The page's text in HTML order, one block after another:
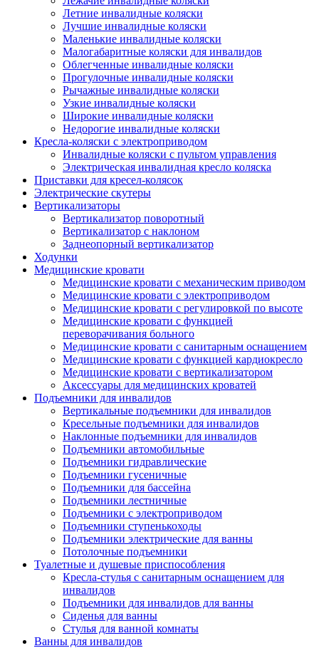
Летние инвалидные коляски
Лучшие инвалидные коляски
Маленькие инвалидные коляски
Малогабаритные коляски для инвалидов
Облегченные инвалидные коляски
Прогулочные инвалидные коляски
Рычажные инвалидные коляски
Узкие инвалидные коляски
Широкие инвалидные коляски
Недорогие инвалидные коляски
Кресла-коляски с электроприводом
Инвалидные коляски с пультом управления
Электрическая инвалидная кресло коляска
Приставки для кресел-колясок
Электрические скутеры
Вертикализаторы
Вертикализатор поворотный
Вертикализатор с наклоном
Заднеопорный вертикализатор
Ходунки
Медицинские кровати
Медицинские кровати с механическим приводом
Медицинские кровати с электроприводом
Медицинские кровати с регулировкой по высоте
Медицинские кровати с функцией
переворачивания больного
Медицинские кровати с санитарным оснащением
Медицинские кровати с функцией кардиокресло
Медицинские кровати с вертикализатором
Аксессуары для медицинских кроватей
Подъемники для инвалидов
Вертикальные подъемники для инвалидов
Кресельные подъемники для инвалидов
Наклонные подъемники для инвалидов
Подъемники автомобильные
Подъемники гидравлические
Подъемники гусеничные
Подъемники для бассейна
Подъемники лестничные
Подъемники с электроприводом
Подъемники ступенькоходы
Подъемники электрические для ванны
Потолочные подъемники
Туалетные и душевые приспособления
Кресла-стулья с санитарным оснащением для
инвалидов
Подъемники для инвалидов для ванны
Сиденья для ванны
Стулья для ванной комнаты
Ванны для инвалидов